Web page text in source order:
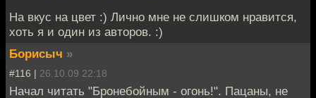
На вкус на цвет :) Лично мне не слишком нравится,
хоть я и один из авторов. :)
Борисыч »
#116 | 26.10.09 22:18
Начал читать "Бронебойным - огонь!". Пацаны, не